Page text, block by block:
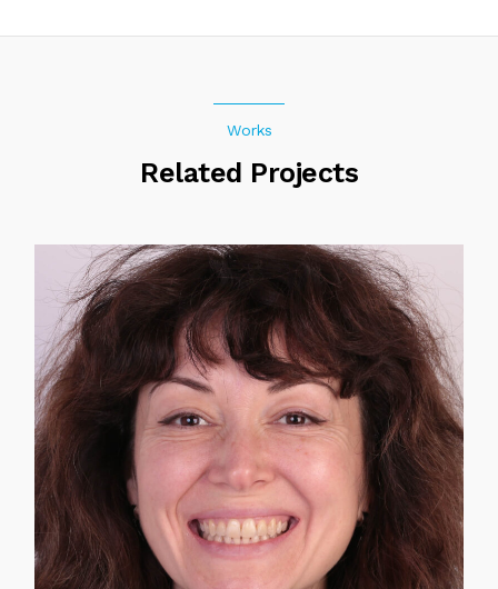
Works
Related Projects